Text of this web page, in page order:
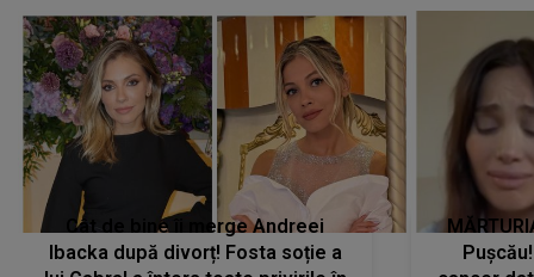
Cât de bine îi merge Andreei
Ibacka după divorț! Fosta soție a